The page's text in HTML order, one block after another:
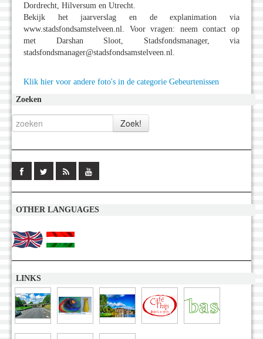
Dordrecht, Hilversum en Utrecht.
Bekijk het jaarverslag en de explanimation via
www.stadsfondsamstelveen.nl. Voor vragen: neem contact op
met Darshan Sloot, Stadsfondsmanager, via
stadsfondsmanager@stadsfondsamstelveen.nl.
Klik hier voor andere foto's in de categorie Gebeurtenissen
Zoeken
OTHER LANGUAGES
LINKS